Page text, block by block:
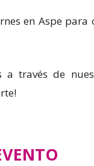
en Aspe
través de